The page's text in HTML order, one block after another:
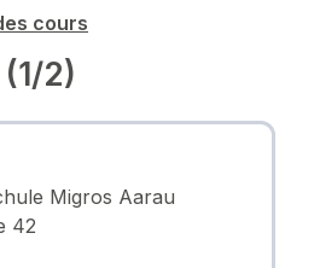
cours
2)
Migros Aarau
42